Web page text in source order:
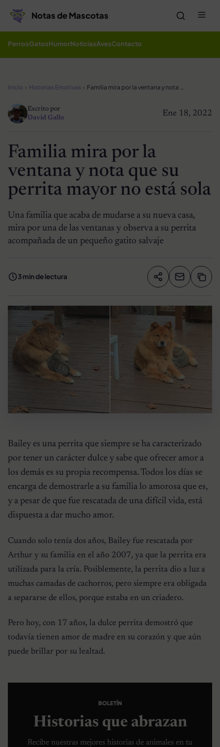
Notas de Mascotas
PerrosGatosHumorNoticiasAvesContacto
Inicio Historias Emotivas Familia mira por la ventana y nota que su perrita mayor no está sola
Ene 18, 2022
Escrito por
David Gallo
Familia mira por la
ventana y nota que su
perrita mayor no está sola
Una familia que acaba de mudarse a su nueva casa,
mira por una de las ventanas y observa a su perrita
acompañada de un pequeño gatito salvaje
3 min de lectura Compartir
Bailey es una perrita que siempre se ha caracterizado
por tener un carácter dulce y sabe que ofrecer amor a
los demás es su propia recompensa. Todos los días se
encarga de demostrarle a su familia lo amorosa que es,
y a pesar de que fue rescatada de una difícil vida, está
dispuesta a dar mucho amor.
Cuando solo tenía dos años, Bailey fue rescatada por
Arthur y su familia en el año 2007, ya que la perrita era
utilizada para la cría. Posiblemente, la perrita dio a luz a
muchas camadas de cachorros, pero siempre era obligada
a separarse de ellos, porque estaba en un criadero.
Pero hoy, con 17 años, la dulce perrita demostró que
todavía tienen amor de madre en su corazón y que aún
puede brillar por su lealtad.
BOLETÍN
Historias que abrazan
Recibe nuestras mejores historias de animales en tu